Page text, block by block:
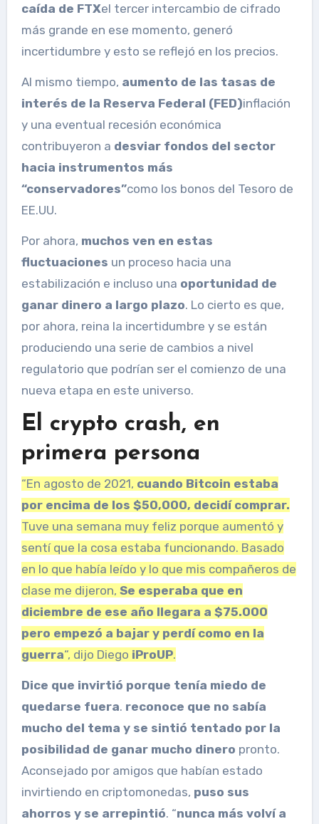
caída de FTXel tercer intercambio de cifrado
más grande en ese momento, generó
incertidumbre y esto se reflejó en los precios.
Al mismo tiempo, aumento de las tasas de
interés de la Reserva Federal (FED)inflación
y una eventual recesión económica
contribuyeron a desviar fondos del sector
hacia instrumentos más
“conservadores”como los bonos del Tesoro de
EE.UU.
Por ahora, muchos ven en estas
fluctuaciones un proceso hacia una
estabilización e incluso una oportunidad de
ganar dinero a largo plazo. Lo cierto es que,
por ahora, reina la incertidumbre y se están
produciendo una serie de cambios a nivel
regulatorio que podrían ser el comienzo de una
nueva etapa en este universo.
El crypto crash, en
primera persona
“En agosto de 2021, cuando Bitcoin estaba
por encima de los $50,000, decidí comprar.
Tuve una semana muy feliz porque aumentó y
sentí que la cosa estaba funcionando. Basado
en lo que había leído y lo que mis compañeros de
clase me dijeron, Se esperaba que en
diciembre de ese año llegara a $75.000
pero empezó a bajar y perdí como en la
guerra“, dijo Diego iProUP.
Dice que invirtió porque tenía miedo de
quedarse fuera. reconoce que no sabía
mucho del tema y se sintió tentado por la
posibilidad de ganar mucho dinero pronto.
Aconsejado por amigos que habían estado
invirtiendo en criptomonedas, puso sus
ahorros y se arrepintió. “nunca más volví a